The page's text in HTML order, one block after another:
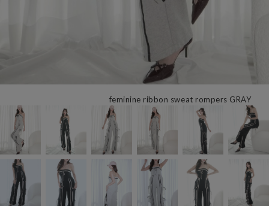
feminine ribbon sweat rompers GRAY